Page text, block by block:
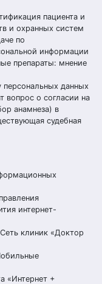
пациента и
и охранных систем
по
информации
препараты: мнение
данных
вопрос о согласии на
анамнеза) в
судебная
интернет-
клиник «Доктор
«Интернет +